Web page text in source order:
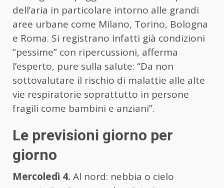
dell’aria in particolare intorno alle grandi
aree urbane come Milano, Torino, Bologna
e Roma. Si registrano infatti già condizioni
“pessime” con ripercussioni, afferma
l’esperto, pure sulla salute: “Da non
sottovalutare il rischio di malattie alle alte
vie respiratorie soprattutto in persone
fragili come bambini e anziani”.
Le previsioni giorno per
giorno
Mercoledì 4. Al nord: nebbia o cielo